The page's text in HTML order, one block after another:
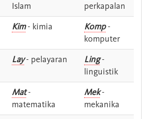
Islam
perkapalan
Kim- kimia Komp-
komputer
Lay- pelayaran Ling-
linguistik
Mat-
matematika
Mek-
mekanika